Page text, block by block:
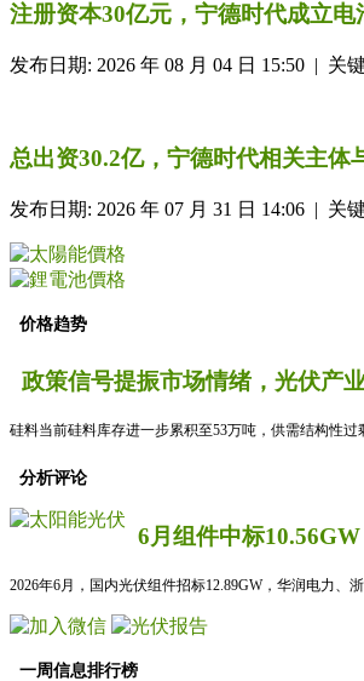
注册资本30亿元，宁德时代成立电
发布日期: 2026 年 08 月 04 日 15:50 | 关
总出资30.2亿，宁德时代相关主体
发布日期: 2026 年 07 月 31 日 14:06 | 关
价格趋势
政策信号提振市场情绪，光伏产
硅料当前硅料库存进一步累积至53万吨，供需结构性
分析评论
6月组件中标
2026年6月，国内光伏组件招标12.89GW，华润电力
一周信息排行榜